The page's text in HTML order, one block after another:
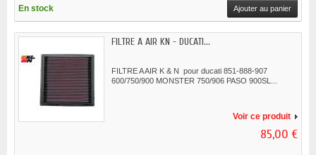
En stock Ajouter au panier
FILTRE A AIR KN - DUCATI...
FILTRE A AIR K & N pour ducati 851-888-907
600/750/900 MONSTER 750/906 PASO 900SL...
Voir ce produit
85,00 €